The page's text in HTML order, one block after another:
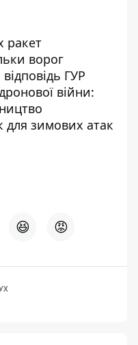
ракет
ворог
ГУР
війни:
для зимових атак
😆 😡